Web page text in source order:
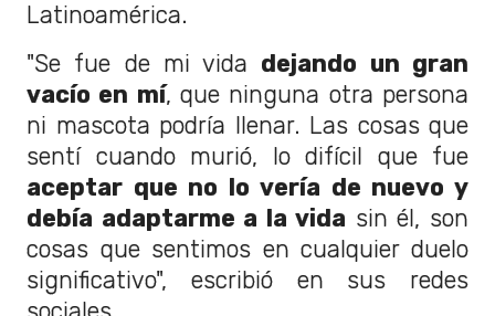
Latinoamérica.
"Se fue de mi vida dejando un gran
vacío en mí, que ninguna otra persona
ni mascota podría llenar. Las cosas que
sentí cuando murió, lo difícil que fue
aceptar que no lo vería de nuevo y
debía adaptarme a la vida sin él, son
cosas que sentimos en cualquier duelo
significativo", escribió en sus redes